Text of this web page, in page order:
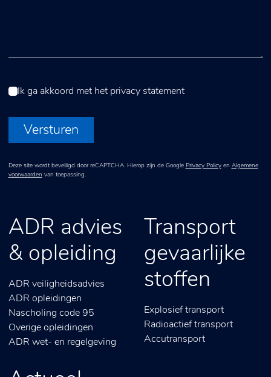
Ik ga akkoord met het privacy statement
Versturen
Deze site wordt beveiligd door reCAPTCHA. Hierop zijn de Google Privacy Policyen Algemene
voorwaarden van toepassing.
ADR advies
& opleiding
ADR veiligheidsadvies
ADR opleidingen
Nascholing code 95
Overige opleidingen
ADR wet- en regelgeving
Transport
gevaarlijke
stoffen
Explosief transport
Radioactief transport
Accutransport